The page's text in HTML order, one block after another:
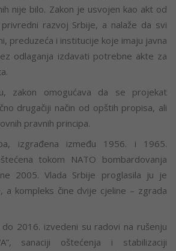
nije bilo. Zakon je usvojen kao akt od
razvoj Srbije, a nalaže da svi
preduzeća i institucije koje imaju javna
odlaganja izdavati potrebne akte za
zakon omogućava da se projekat
drugačiji način od opštih propisa, ali
pravnih principa.
izgrađena između 1956. i 1965.
tokom NATO bombardovanja
2005. Vlada Srbije proglasila ju je
a kompleks čine dvije cjeline – zgrada
2016. izvedeni su radovi na rušenju
sanaciji oštećenja i stabilizaciji